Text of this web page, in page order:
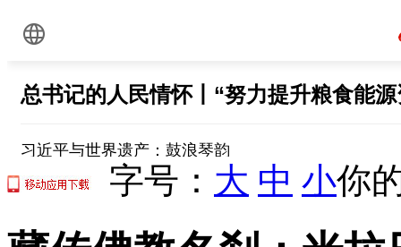
字号： 大 中 小你